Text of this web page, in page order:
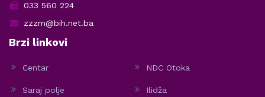
033 560 224
zzzm@bih.net.ba
Brzi linkovi
Centar NDC Otoka
Saraj polje Ilidža